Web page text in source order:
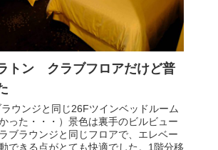
トン クラブフロアだけど普
ウンジと同じ26Fツインベッドルーム
った・・・）景色は裏手のビルビュー
ブラウンジと同じフロアで、エレベー
できる点がとても快適でした。1階分移